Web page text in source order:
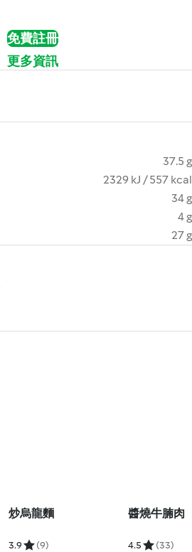
免費註冊
更多資訊
37.5 g
2329 kJ / 557 kcal
34 g
4 g
27 g
炒烏龍麵
3.9 (9)
醬燒牛腩肉
4.5 (33)